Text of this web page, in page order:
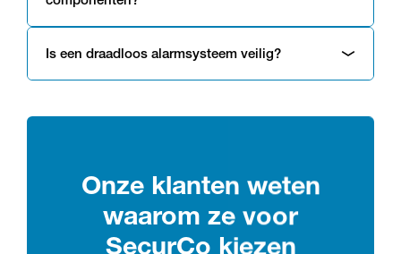
Is een draadloos alarmsysteem veilig?
Onze klanten weten
waarom ze voor
SecurCo kiezen